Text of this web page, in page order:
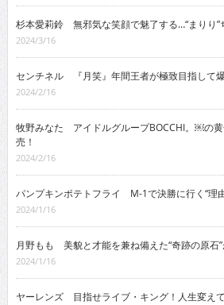
杉本愛莉鈴 無邪気な笑顔で魅了する…“まりり”
2024/3/16
センチネル 『月笑』年間王者が極致目指して
2024/2/16
牧野みなた アイドルグループBOCCHI。￼の黄
売！
2024/2/16
パンプキンポテトフライ M-1で決勝に行く“理
2024/1/16
月野もも 美貌と才能を兼ね備えた“奇跡の原石”
2024/1/16
ヤーレンズ 目指せライブ・キング！人生変え